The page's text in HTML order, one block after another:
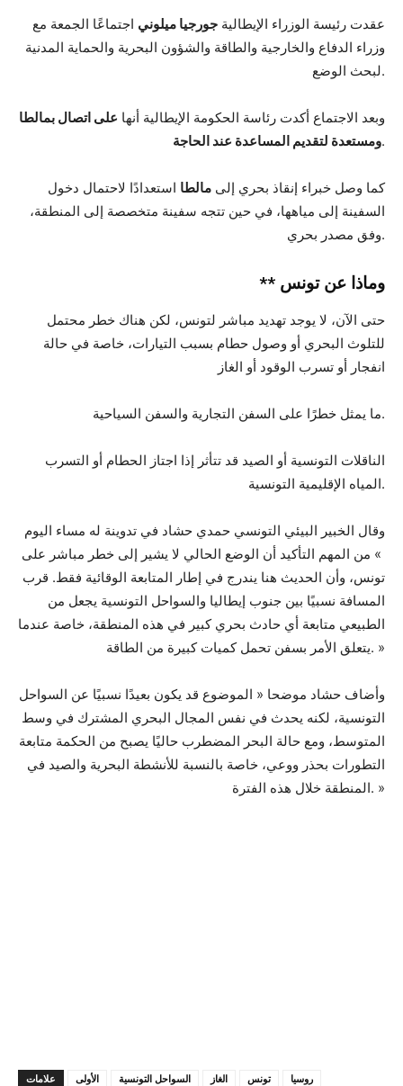
عقدت رئيسة الوزراء الإيطالية جورجيا ميلوني اجتماعًا الجمعة مع
وزراء الدفاع والخارجية والطاقة والشؤون البحرية والحماية المدنية
لبحث الوضع.
وبعد الاجتماع أكدت رئاسة الحكومة الإيطالية أنها على اتصال بمالطا
ومستعدة لتقديم المساعدة عند الحاجة.
كما وصل خبراء إنقاذ بحري إلى مالطا استعدادًا لاحتمال دخول
السفينة إلى مياهها، في حين تتجه سفينة متخصصة إلى المنطقة،
وفق مصدر بحري.
** وماذا عن تونس
حتى الآن، لا يوجد تهديد مباشر لتونس، لكن هناك خطر محتمل
للتلوث البحري أو وصول حطام بسبب التيارات، خاصة في حالة
انفجار أو تسرب الوقود أو الغاز
ما يمثل خطرًا على السفن التجارية والسفن السياحية.
الناقلات التونسية أو الصيد قد تتأثر إذا اجتاز الحطام أو التسرب
المياه الإقليمية التونسية.
وقال الخبير البيئي التونسي حمدي حشاد في تدوينة له مساء اليوم
» من المهم التأكيد أن الوضع الحالي لا يشير إلى خطر مباشر على
تونس، وأن الحديث هنا يندرج في إطار المتابعة الوقائية فقط. قرب
المسافة نسبيًا بين جنوب إيطاليا والسواحل التونسية يجعل من
الطبيعي متابعة أي حادث بحري كبير في هذه المنطقة، خاصة عندما
يتعلق الأمر بسفن تحمل كميات كبيرة من الطاقة. »
وأضاف حشاد موضحا « الموضوع قد يكون بعيدًا نسبيًا عن السواحل
التونسية، لكنه يحدث في نفس المجال البحري المشترك في وسط
المتوسط، ومع حالة البحر المضطرب حاليًا يصبح من الحكمة متابعة
التطورات بحذر ووعي، خاصة بالنسبة للأنشطة البحرية والصيد في
المنطقة خلال هذه الفترة. »
علامات الأولى السواحل التونسية الغاز تونس روسيا